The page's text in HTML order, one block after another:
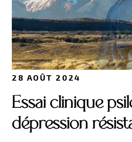
28 AOÛT 2024
Essai clinique
dépression